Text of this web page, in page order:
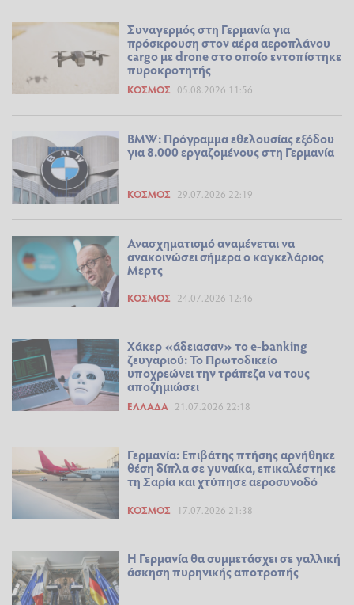
Συναγερμός στη Γερμανία για
πρόσκρουση στον αέρα αεροπλάνου
cargo με drone στο οποίο εντοπίστηκε
πυροκροτητής
ΚΌΣΜΟΣ 05.08.2026 11:56
BMW: Πρόγραμμα εθελουσίας εξόδου
για 8.000 εργαζομένους στη Γερμανία
ΚΌΣΜΟΣ 29.07.2026 22:19
Ανασχηματισμό αναμένεται να
ανακοινώσει σήμερα ο καγκελάριος
Μερτς
ΚΌΣΜΟΣ 24.07.2026 12:46
Χάκερ «άδειασαν» το e-banking
ζευγαριού: Το Πρωτοδικείο
υποχρεώνει την τράπεζα να τους
αποζημιώσει
ΕΛΛΆΔΑ 21.07.2026 22:18
Γερμανία: Επιβάτης πτήσης αρνήθηκε
θέση δίπλα σε γυναίκα, επικαλέστηκε
τη Σαρία και χτύπησε αεροσυνοδό
ΚΌΣΜΟΣ 17.07.2026 21:38
Η Γερμανία θα συμμετάσχει σε γαλλική
άσκηση πυρηνικής αποτροπής